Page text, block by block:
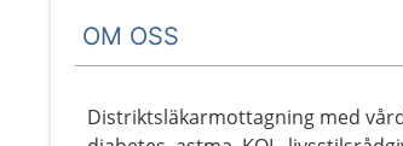
OM OSS
Distriktsläkarmottagning med